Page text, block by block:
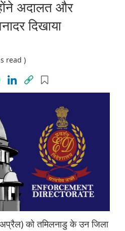
अदालत और
दिखाया
read )
को तमिलनाडु के उन जिला